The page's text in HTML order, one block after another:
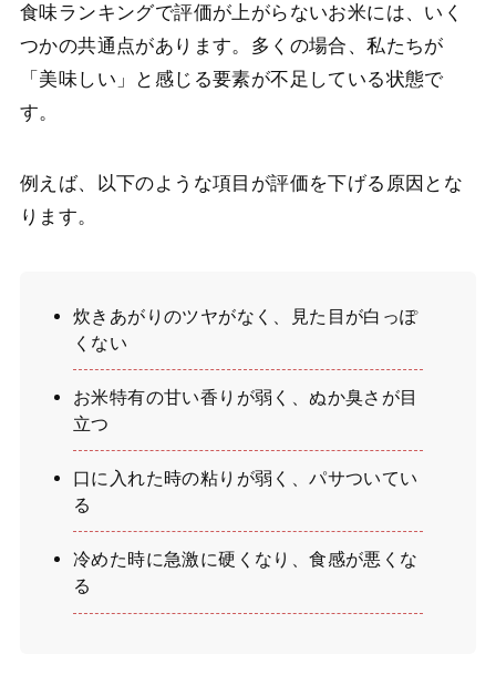
食味ランキングで評価が上がらないお米には、いく
つかの共通点があります。多くの場合、私たちが
「美味しい」と感じる要素が不足している状態で
す。
例えば、以下のような項目が評価を下げる原因とな
ります。
炊きあがりのツヤがなく、見た目が白っぽ
くない
お米特有の甘い香りが弱く、ぬか臭さが目
立つ
口に入れた時の粘りが弱く、パサついてい
る
冷めた時に急激に硬くなり、食感が悪くな
る